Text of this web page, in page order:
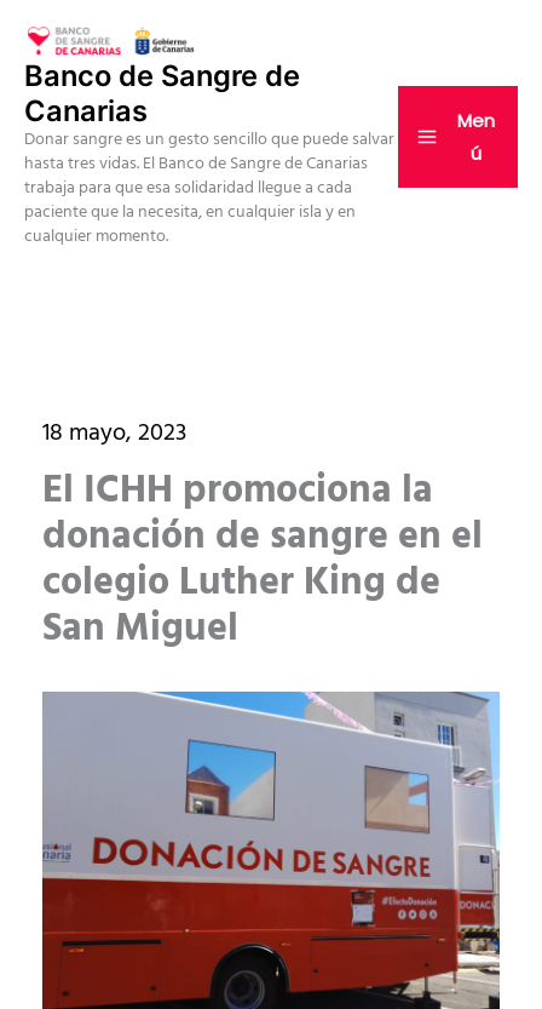
contenido
Banco de Sangre de
Canarias
Donar sangre es un gesto sencillo que puede salvar
hasta tres vidas. El Banco de Sangre de Canarias
trabaja para que esa solidaridad llegue a cada
paciente que la necesita, en cualquier isla y en
cualquier momento.
Men
ú
18 mayo, 2023
El ICHH promociona la
donación de sangre en el
colegio Luther King de
San Miguel